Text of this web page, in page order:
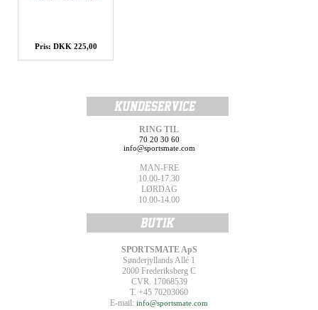
Pris: DKK 225,00
RING TIL
70 20 30 60
info@sportsmate.com
MAN-FRE
10.00-17.30
LØRDAG
10.00-14.00
SPORTSMATE ApS
Sønderjyllands Allé 1
2000 Frederiksberg C
CVR. 17068539
T. +45 70203060
E-mail: info@sportsmate.com